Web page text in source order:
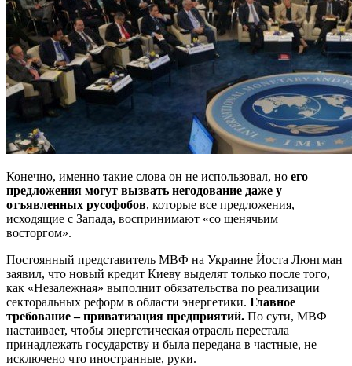
Конечно, именно такие слова он не использовал, но его
предложения могут вызвать негодование даже у
отъявленных русофобов, которые все предложения,
исходящие с Запада, воспринимают «со щенячьим
восторгом».
Постоянный представитель МВФ на Украине Йоста Люнгман
заявил, что новый кредит Киеву выделят только после того,
как «Незалежная» выполнит обязательства по реализации
секторальных реформ в области энергетики. Главное
требование – приватизация предприятий. По сути, МВФ
настаивает, чтобы энергетическая отрасль перестала
принадлежать государству и была передана в частные, не
исключено что иностранные, руки.